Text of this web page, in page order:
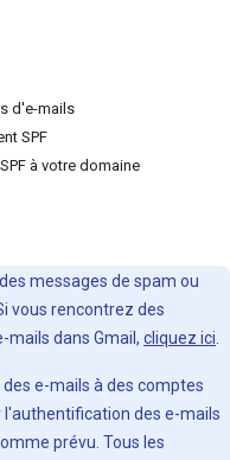
d'e-mails
SPF
à votre domaine
messages de spam ou
Si vous rencontrez des
mails dans Gmail, cliquez ici
des e-mails à des comptes
l'authentification des e-mails
prévu. Tous les